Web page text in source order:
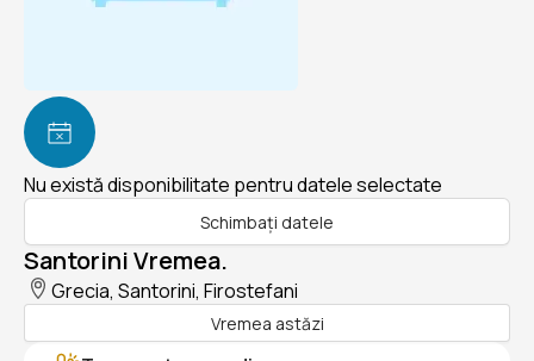
Nu există disponibilitate pentru datele selectate
Schimbați datele
Santorini Vremea.
Grecia, Santorini, Firostefani
Vremea astăzi